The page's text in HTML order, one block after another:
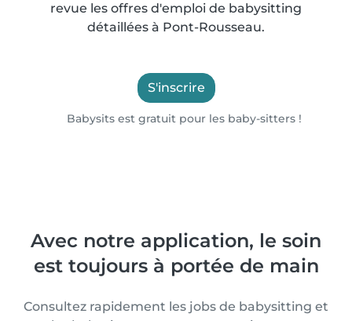
revue les offres d'emploi de babysitting
détaillées à Pont-Rousseau.
S'inscrire
Babysits est gratuit pour les baby-sitters !
Avec notre application, le soin
est toujours à portée de main
Consultez rapidement les jobs de babysitting et